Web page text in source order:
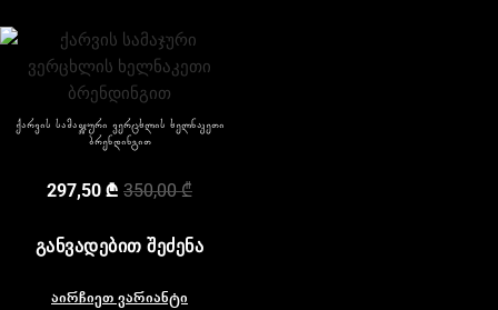
ქარვის სამაჯური ვერცხლის ხელნაკეთი
ბრენდინგით
350,00₾
297,50₾
ᲒᲐᲜᲕᲐᲓᲔᲑᲘᲗ ᲨᲔᲫᲔᲜᲐ
აირჩიეთ ვარიანტი